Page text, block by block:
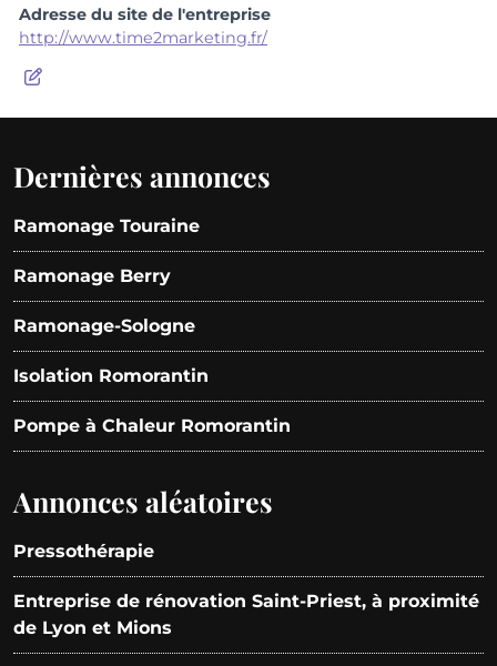
Adresse du site de l'entreprise
http://www.time2marketing.fr/
Dernières annonces
Ramonage Touraine
Ramonage Berry
Ramonage-Sologne
Isolation Romorantin
Pompe à Chaleur Romorantin
Annonces aléatoires
Pressothérapie
Entreprise de rénovation Saint-Priest, à proximité
de Lyon et Mions